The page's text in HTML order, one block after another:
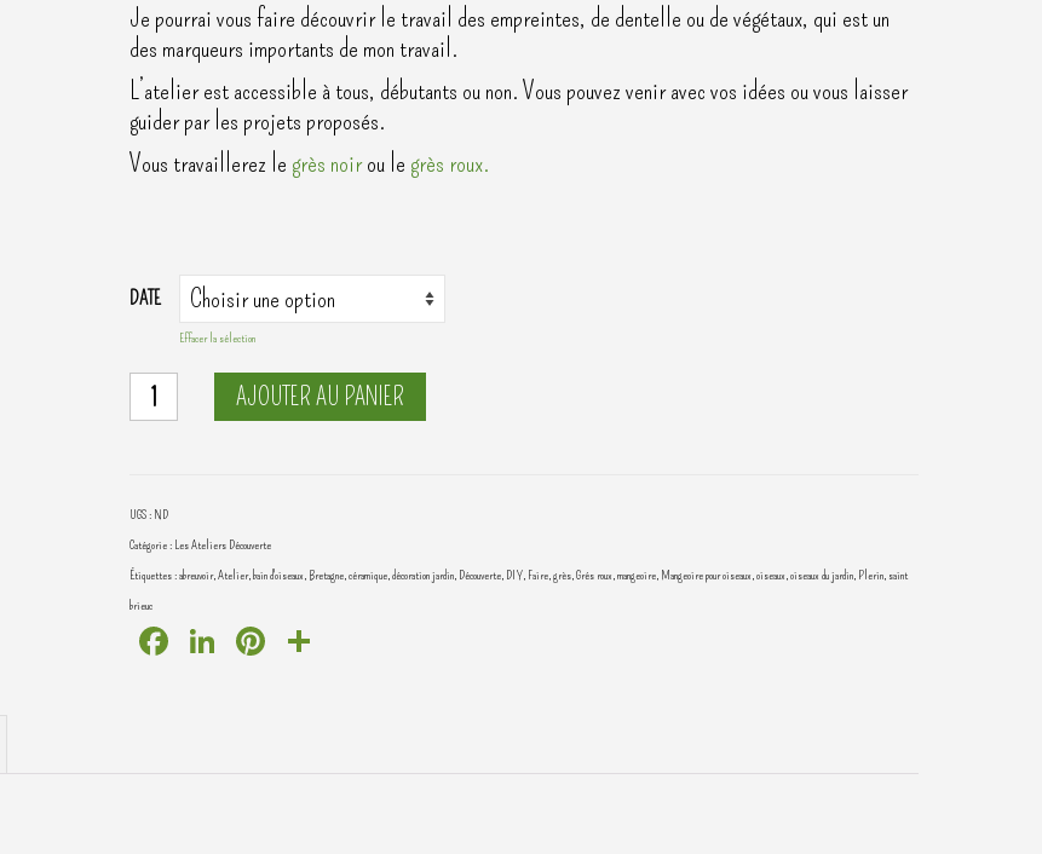
Je pourrai vous faire découvrir le travail des empreintes, de dentelle ou de végétaux, qui est un
des marqueurs importants de mon travail.
L’atelier est accessible à tous, débutants ou non. Vous pouvez venir avec vos idées ou vous laisser
guider par les projets proposés.
Vous travaillerez le grès noirou le grès roux.
DATE
Effacer la sélection
quantité
de
modelage
AJOUTER AU PANIER
UGS : ND
Catégorie : Les Ateliers Découverte
Étiquettes :abreuvoir,Atelier,bain d'oiseaux, Bretagne,céramique,décoration jardin, Découverte, DIY, Faire,grès,Grés roux,mangeoire, Mangeoire pour oiseaux,oiseaux,oiseaux du jardin, Plerin, saint
brieuc
FacebookLinkedInPinterest